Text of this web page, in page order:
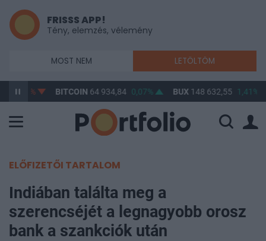
FRISSS APP!
Tény, elemzés, vélemény
MOST NEM LETÖLTÖM
-0,87% BITCOIN 64 934,84 0,07% BUX148 632,55 1,41%
ELŐFIZETŐI TARTALOM
Indiában találta meg a
szerencséjét a legnagyobb orosz
bank a szankciók után